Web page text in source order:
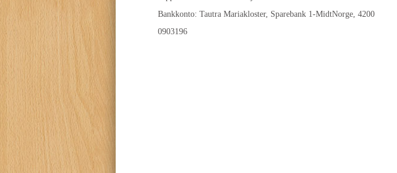
Bankkonto: Tautra Mariakloster, Sparebank 1-MidtNorge, 4200
0903196